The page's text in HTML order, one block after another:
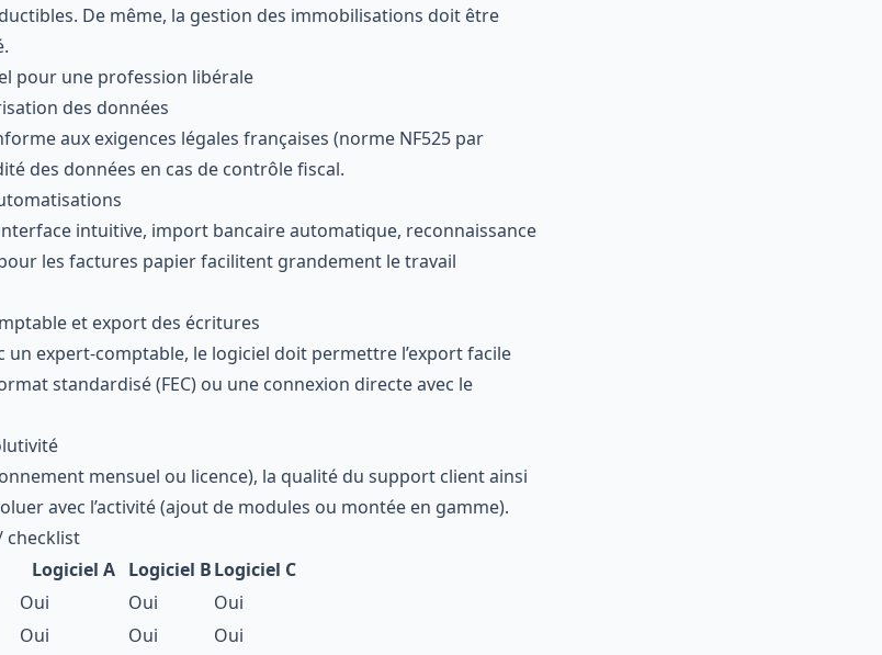
De même, la gestion des immobilisations doit être
pour une profession libérale
des données
aux exigences légales françaises (norme NF525 par
des données en cas de contrôle fiscal.
intuitive, import bancaire automatique, reconnaissance
les factures papier facilitent grandement le travail
et export des écritures
un expert-comptable, le logiciel doit permettre l’export facile
standardisé (FEC) ou une connexion directe avec le
mensuel ou licence), la qualité du support client ainsi
avec l’activité (ajout de modules ou montée en gamme).
checklist
Logiciel A Logiciel BLogiciel C
Oui Oui
Oui
Oui Oui
Oui